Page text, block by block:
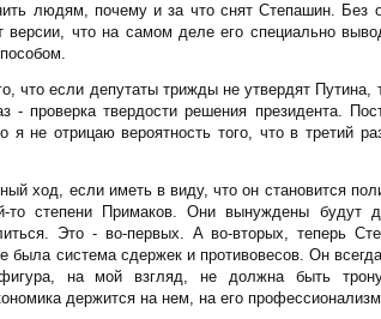
людям, почему и за что снят Степашин. Без
версии, что на самом деле его специально
что если депутаты трижды не утвердят Путина,
проверка твердости решения президента.
я не отрицаю вероятность того, что в третий
ход, если иметь в виду, что он становится
степени Примаков. Они вынуждены будут
Это - во-первых. А во-вторых, теперь
была система сдержек и противовесов. Он
на мой взгляд, не должна быть
держится на нем, на его